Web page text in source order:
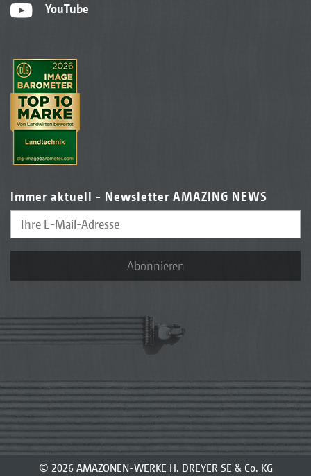
YouTube
Immer aktuell - Newsletter AMAZING NEWS
Abonnieren
© 2026 AMAZONEN-WERKE H. DREYER SE & Co. KG